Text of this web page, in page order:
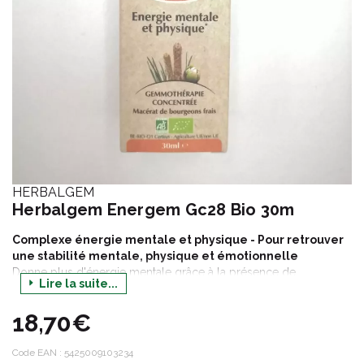
HERBALGEM
Herbalgem Energem Gc28 Bio 30m
Complexe énergie mentale et physique - Pour retrouver
une stabilité mentale, physique et émotionnelle
Donne plus d'énergie mentale grâce à la présence de
l’aubépine, la lavande et la valériane. Il contient également du
Lire la suite...
18,70€
Code EAN : 5425009103234